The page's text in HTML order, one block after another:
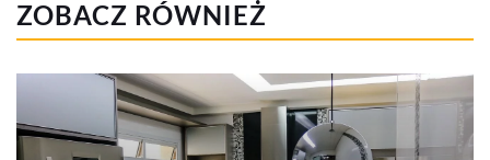
ZOBACZ RÓWNIEŻ